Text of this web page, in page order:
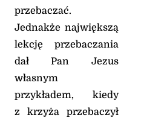
przebaczać.
Jednakże największą
lekcję przebaczania
dał Pan Jezus
własnym
przykładem, kiedy
z krzyża przebaczył